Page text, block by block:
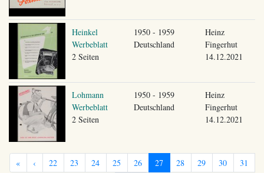
Heinkel
Werbeblatt
2 Seiten
1950 - 1959
Deutschland
Heinz
Fingerhut
14.12.2021
Lohmann
Werbeblatt
2 Seiten
1950 - 1959
Deutschland
Heinz
Fingerhut
14.12.2021
« ‹ 22 23 24 25 26 27 28 29 30 31